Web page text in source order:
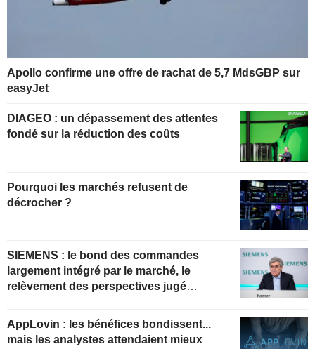
Apollo confirme une offre de rachat de 5,7 MdsGBP sur
easyJet
DIAGEO : un dépassement des attentes
fondé sur la réduction des coûts
Pourquoi les marchés refusent de
décrocher ?
SIEMENS : le bond des commandes
largement intégré par le marché, le
relèvement des perspectives jugé
actuelles
AppLovin : les bénéfices bondissent...
mais les analystes attendaient mieux